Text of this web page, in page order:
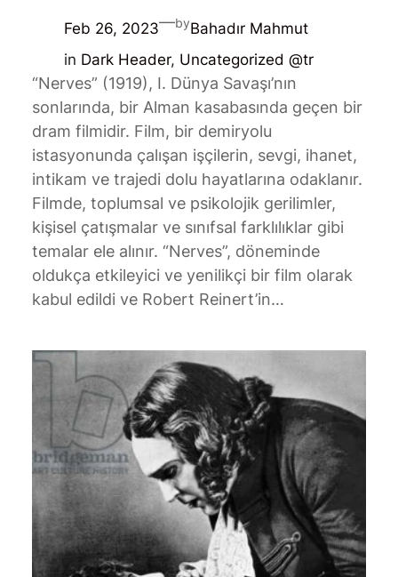
Feb 26, 2023—byBahadır Mahmut
in Dark Header, Uncategorized @tr
“Nerves” (1919), I. Dünya Savaşı’nın
sonlarında, bir Alman kasabasında geçen bir
dram filmidir. Film, bir demiryolu
istasyonunda çalışan işçilerin, sevgi, ihanet,
intikam ve trajedi dolu hayatlarına odaklanır.
Filmde, toplumsal ve psikolojik gerilimler,
kişisel çatışmalar ve sınıfsal farklılıklar gibi
temalar ele alınır. “Nerves”, döneminde
oldukça etkileyici ve yenilikçi bir film olarak
kabul edildi ve Robert Reinert’in…